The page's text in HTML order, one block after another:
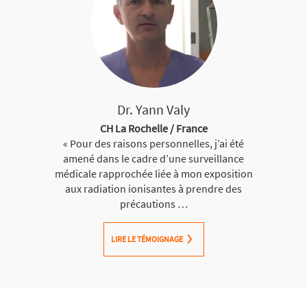
Dr. Yann Valy
CH La Rochelle / France
« Pour des raisons personnelles, j’ai été
amené dans le cadre d’une surveillance
médicale rapprochée liée à mon exposition
aux radiation ionisantes à prendre des
précautions …
LIRE LE TÉMOIGNAGE